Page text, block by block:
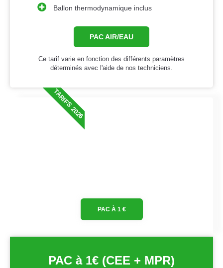
Ballon thermodynamique inclus
PAC AIR/EAU
Ce tarif varie en fonction des différents paramètres
déterminés avec l'aide de nos techniciens.
TARIFS 2026
PAC À 1 €
PAC à 1€ (CEE + MPR)